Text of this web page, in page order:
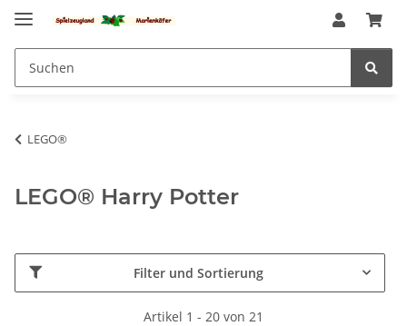
LEGO®
LEGO® Harry Potter
Filter und Sortierung
Artikel 1 - 20 von 21